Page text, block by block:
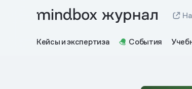
Кейсы и экспертиза События